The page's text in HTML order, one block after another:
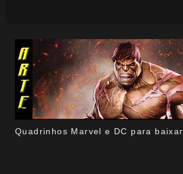
Quadrinhos Marvel e DC para baixar.